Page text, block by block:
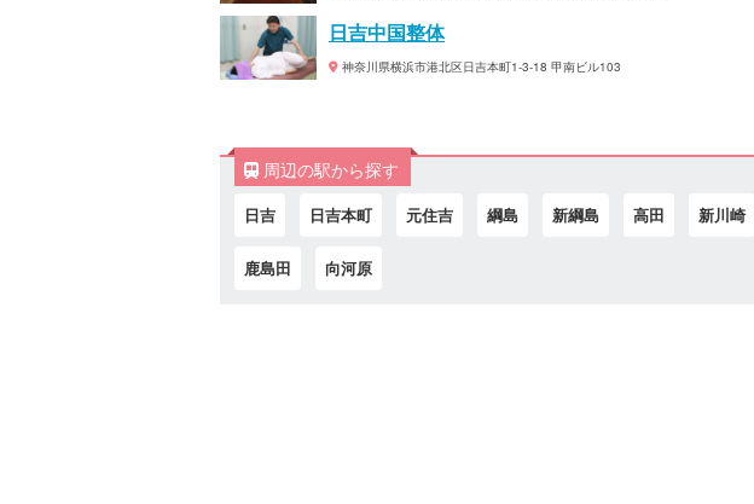
日吉中国整体
神奈川県横浜市港北区日吉本町1-3-18 甲南ビル103
周辺の駅から探す
日吉 日吉本町 元住吉 綱島 新綱島 高田 新川崎
鹿島田 向河原